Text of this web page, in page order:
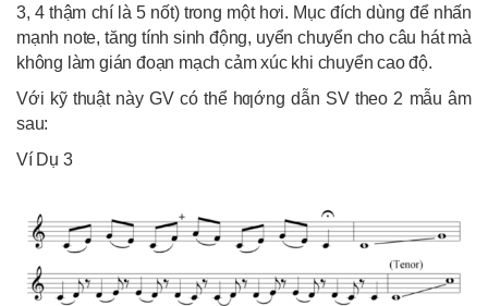
3, 4 thậm chí là 5 nốt) trong một hơi. Mục đích dùng để nhấn
mạnh note, tăng tính sinh động, uyển chuyển cho câu hát mà
không làm gián đoạn mạch cảm xúc khi chuyển cao độ.
Với kỹ thuật này GV có thể hƣớng dẫn SV theo 2 mẫu âm
sau:
Ví Dụ 3